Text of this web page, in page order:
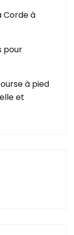
Corde à
pour
à pied
et